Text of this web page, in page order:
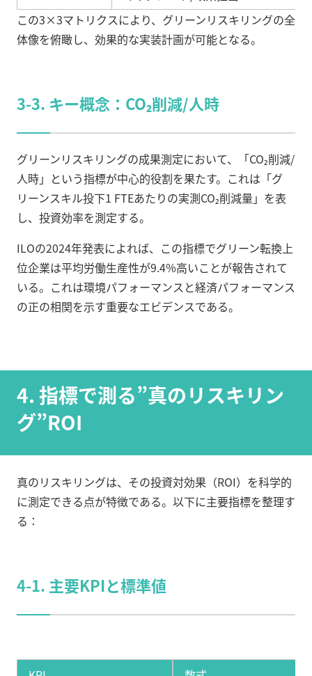
この3×3マトリクスにより、グリーンリスキリングの全
体像を俯瞰し、効果的な実装計画が可能となる。
3-3. キー概念：CO₂削減/人時
グリーンリスキリングの成果測定において、「CO₂削減/
人時」という指標が中心的役割を果たす。これは「グ
リーンスキル投下1 FTEあたりの実測CO₂削減量」を表
し、投資効率を測定する。
ILOの2024年発表によれば、この指標でグリーン転換上
位企業は平均労働生産性が9.4%高いことが報告されて
いる。これは環境パフォーマンスと経済パフォーマンス
の正の相関を示す重要なエビデンスである。
4. 指標で測る”真のリスキリン
グ”ROI
真のリスキリングは、その投資対効果（ROI）を科学的
に測定できる点が特徴である。以下に主要指標を整理す
る：
4-1. 主要KPIと標準値